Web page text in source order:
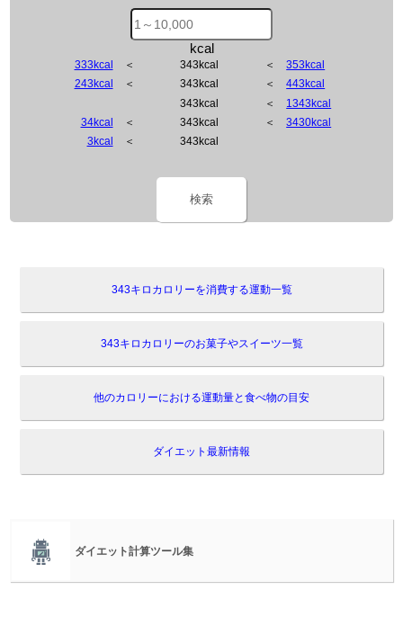
kcal
333kcal ＜ 343kcal ＜353kcal
243kcal
＜ 343kcal ＜443kcal
343kcal
＜ 1343kcal
34kcal
＜ 343kcal ＜3430kcal
3kcal
＜ 343kcal
検索
343キロカロリーを消費する運動一覧
343キロカロリーのお菓子やスイーツ一覧
他のカロリーにおける運動量と食べ物の目安
ダイエット最新情報
ダイエット計算ツール集